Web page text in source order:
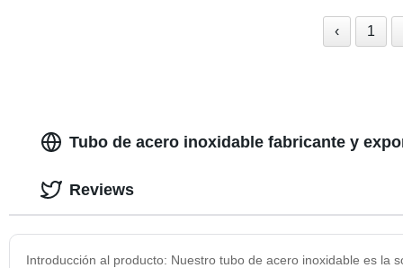
‹ 1
Tubo de acero inoxidable fabricante y
Introducción al producto: Nuestro tubo de acero inoxidable es la
Reviews